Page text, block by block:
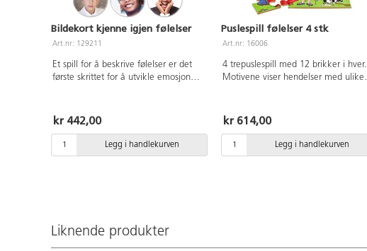
Bildekort kjenne igjen følelser
Art.nr: 129211
Et spill for å beskrive følelser er det
første skrittet for å utvikle emosjonell
bildekortene hjelper til å identifisere
vår egne følelser, kjenne de igjen hos
andre personer og forstå egen
oppførsel.
kr 442,00
Legg i handlekurven
Puslespill følelser 4 stk
Art.nr: 16006
4 trepuslespill med 12 brikker i hver.
Motivene viser hendelser med ulike
i ulike situasjoner. FSC-sertifisert tre.
PVC-fri. Fra 3 år.
kr 614,00
Legg i handlekurven
Liknende produkter